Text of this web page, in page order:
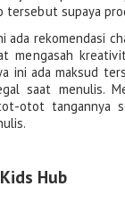
tersebut supaya
ada rekomendasi
mengasah
ini ada maksud
saat menulis.
otot tangannya
Hub